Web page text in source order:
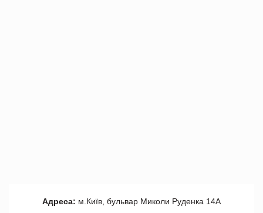
Адреса: м.Київ, бульвар Миколи Руденка 14А